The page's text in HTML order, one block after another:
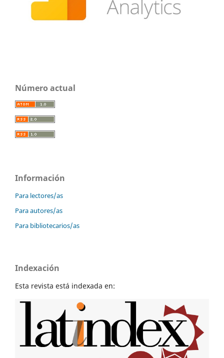
Número actual
Información
Para lectores/as
Para autores/as
Para bibliotecarios/as
Indexación
Esta revista está indexada en: